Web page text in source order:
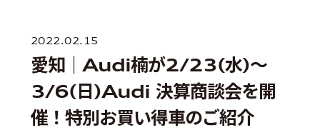
2022.02.15
愛知｜Audi楠が2/23(水)～
3/6(日)Audi 決算商談会を開
催！特別お買い得車のご紹介